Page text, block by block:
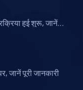
हुई शुरू, जानें
जानें पूरी जानकारी